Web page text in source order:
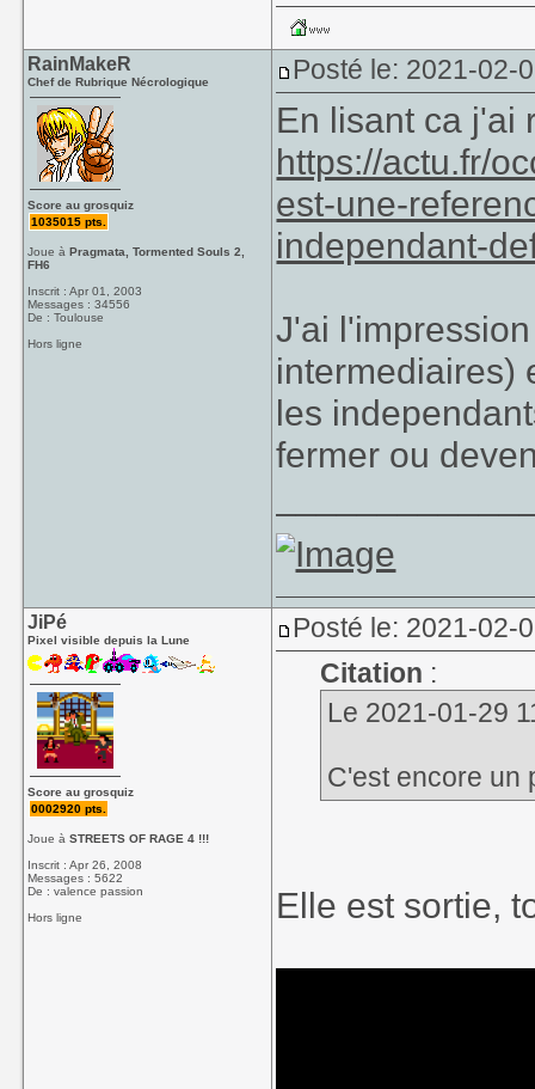
RainMakeR
Chef de Rubrique Nécrologique
Score au grosquiz
1035015 pts.
Joue àPragmata, Tormented Souls 2,
FH6
Inscrit : Apr 01, 2003
Messages : 34556
De : Toulouse
Hors ligne
Posté le: 2021-02-
En lisant ca j'ai
https://actu.fr/
est-une-
independant-
J'ai
intermediaires)
les
fermer ou
JiPé
Pixel visible depuis la Lune
Score au grosquiz
0002920 pts.
Joue àSTREETS OF RAGE 4 !!!
Inscrit : Apr 26, 2008
Messages : 5622
De : valence passion
Hors ligne
Posté le: 2021-02-
Citation :
Le 2021-01-29
C'est encore un
Elle est sortie,